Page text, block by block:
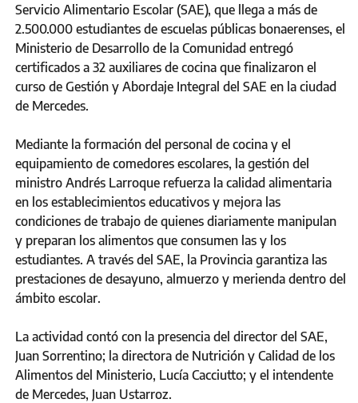
Servicio Alimentario Escolar (SAE), que llega a más de
2.500.000 estudiantes de escuelas públicas bonaerenses, el
Ministerio de Desarrollo de la Comunidad entregó
certificados a 32 auxiliares de cocina que finalizaron el
curso de Gestión y Abordaje Integral del SAE en la ciudad
de Mercedes.
Mediante la formación del personal de cocina y el
equipamiento de comedores escolares, la gestión del
ministro Andrés Larroque refuerza la calidad alimentaria
en los establecimientos educativos y mejora las
condiciones de trabajo de quienes diariamente manipulan
y preparan los alimentos que consumen las y los
estudiantes. A través del SAE, la Provincia garantiza las
prestaciones de desayuno, almuerzo y merienda dentro del
ámbito escolar.
La actividad contó con la presencia del director del SAE,
Juan Sorrentino; la directora de Nutrición y Calidad de los
Alimentos del Ministerio, Lucía Cacciutto; y el intendente
de Mercedes, Juan Ustarroz.